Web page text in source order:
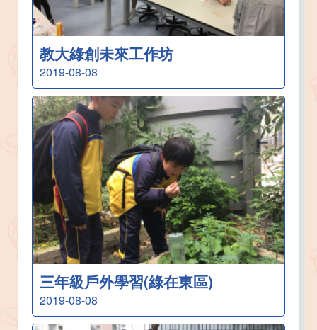
教大綠創未來工作坊
2019-08-08
三年級戶外學習(綠在東區)
2019-08-08